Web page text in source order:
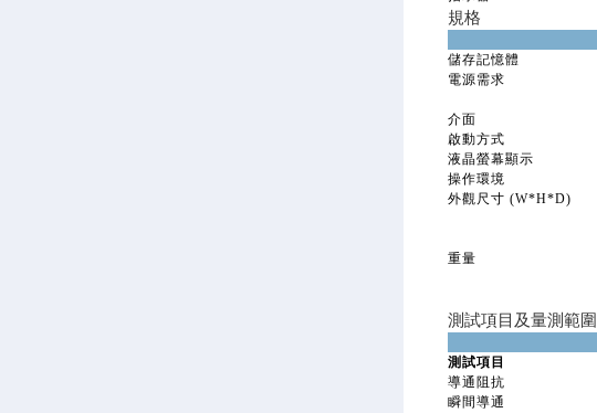
規格
儲存記憶體
電源需求
介面
啟動方式
液晶螢幕顯示
操作環境
外觀尺寸 (W*H*D)
重量
測試項目及量測範圍
測試項目
導通阻抗
瞬間導通